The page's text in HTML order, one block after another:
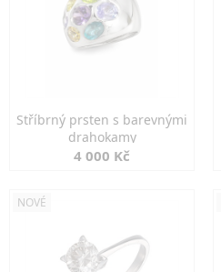
Stříbrný prsten s barevnými
drahokamy
4 000 Kč
NOVÉ